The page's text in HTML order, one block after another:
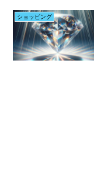
ショッピング